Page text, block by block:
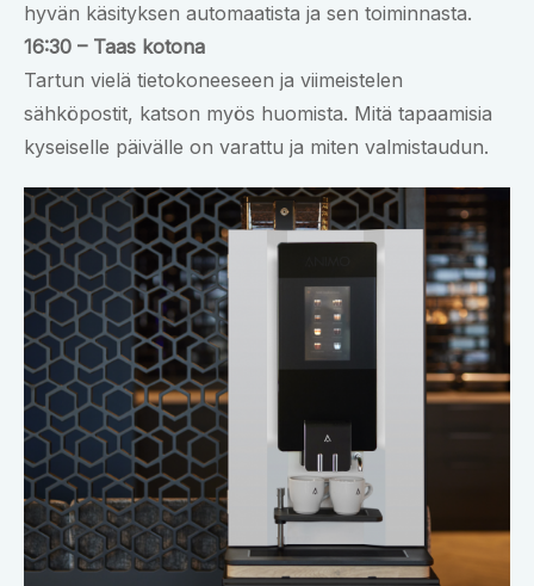
hyvän käsityksen automaatista ja sen toiminnasta.
16:30 – Taas kotona
Tartun vielä tietokoneeseen ja viimeistelen
sähköpostit, katson myös huomista. Mitä tapaamisia
kyseiselle päivälle on varattu ja miten valmistaudun.